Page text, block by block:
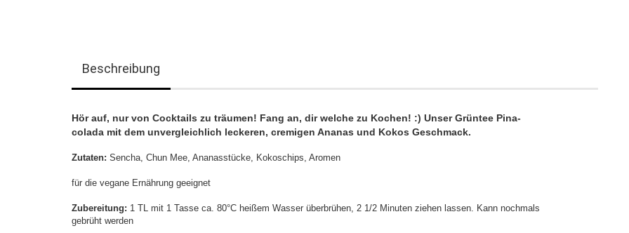
Beschreibung
Hör auf, nur von Cocktails zu träumen! Fang an, dir welche zu Kochen! :) Unser Grüntee Pina-
colada mit dem unvergleichlich leckeren, cremigen Ananas und Kokos Geschmack.
Zutaten: Sencha, Chun Mee, Ananasstücke, Kokoschips, Aromen
für die vegane Ernährung geeignet
Zubereitung: 1 TL mit 1 Tasse ca. 80°C heißem Wasser überbrühen, 2 1/2 Minuten ziehen lassen. Kann nochmals
gebrüht werden